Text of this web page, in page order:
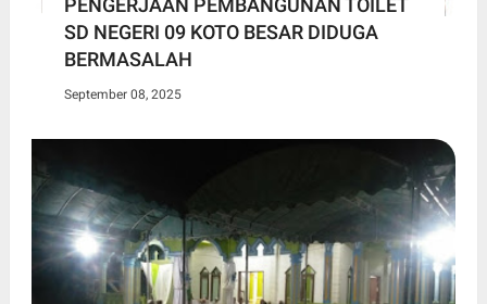
PENGERJAAN PEMBANGUNAN TOILET
SD NEGERI 09 KOTO BESAR DIDUGA
BERMASALAH
September 08, 2025